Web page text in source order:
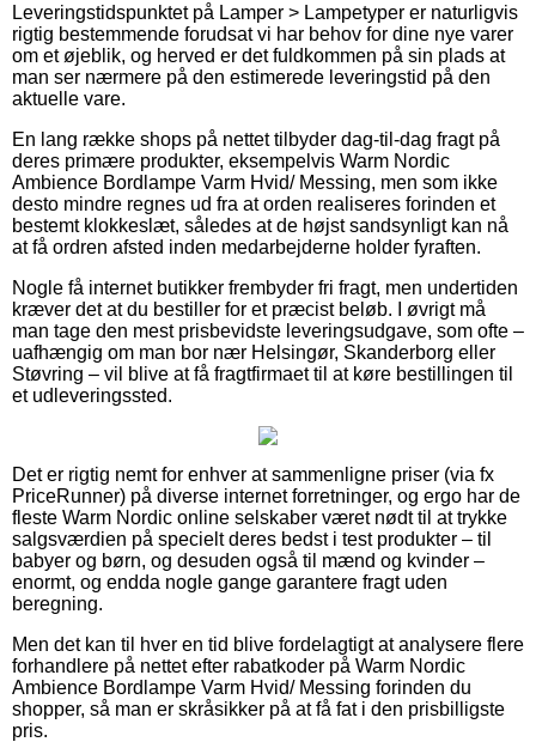
Leveringstidspunktet på Lamper > Lampetyper er naturligvis
rigtig bestemmende forudsat vi har behov for dine nye varer
om et øjeblik, og herved er det fuldkommen på sin plads at
man ser nærmere på den estimerede leveringstid på den
aktuelle vare.
En lang række shops på nettet tilbyder dag-til-dag fragt på
deres primære produkter, eksempelvis Warm Nordic
Ambience Bordlampe Varm Hvid/ Messing, men som ikke
desto mindre regnes ud fra at orden realiseres forinden et
bestemt klokkeslæt, således at de højst sandsynligt kan nå
at få ordren afsted inden medarbejderne holder fyraften.
Nogle få internet butikker frembyder fri fragt, men undertiden
kræver det at du bestiller for et præcist beløb. I øvrigt må
man tage den mest prisbevidste leveringsudgave, som ofte –
uafhængig om man bor nær Helsingør, Skanderborg eller
Støvring – vil blive at få fragtfirmaet til at køre bestillingen til
et udleveringssted.
Det er rigtig nemt for enhver at sammenligne priser (via fx
PriceRunner) på diverse internet forretninger, og ergo har de
fleste Warm Nordic online selskaber været nødt til at trykke
salgsværdien på specielt deres bedst i test produkter – til
babyer og børn, og desuden også til mænd og kvinder –
enormt, og endda nogle gange garantere fragt uden
beregning.
Men det kan til hver en tid blive fordelagtigt at analysere flere
forhandlere på nettet efter rabatkoder på Warm Nordic
Ambience Bordlampe Varm Hvid/ Messing forinden du
shopper, så man er skråsikker på at få fat i den prisbilligste
pris.